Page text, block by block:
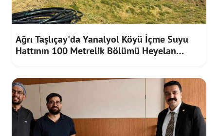
Ağrı Taşlıçay'da Yanalyol Köyü İçme Suyu
Hattının 100 Metrelik Bölümü Heyelan